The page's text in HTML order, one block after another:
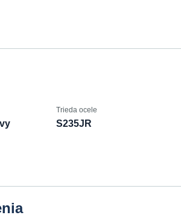
Trieda ocele
S235JR